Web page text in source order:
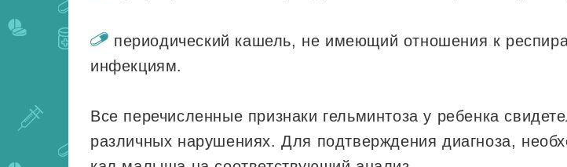
периодический кашель, не имеющий отношения к
инфекциям.
Все перечисленные признаки гельминтоза у ребенка
различных нарушениях. Для подтверждения диагноза,